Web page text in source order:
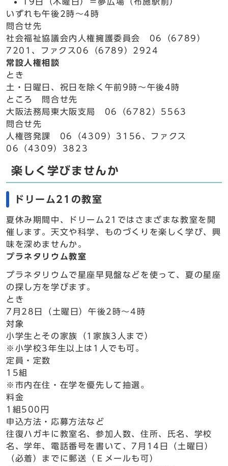
いずれも午後2時～4時
問合せ先
社会福祉協議会内人権擁護委員会 06（6789）
7201、ファクス06（6789）2924
常設人権相談
とき
土・日曜日、祝日を除く午前9時～午後4時
ところ 問合せ先
大阪法務局東大阪支局 06（6782）5563
問合せ先
人権啓発課 06（4309）3156、ファクス
06（4309）3823
楽しく学びませんか
ドリーム21の教室
夏休み期間中、ドリーム21ではさまざまな教室を開
催します。天文や科学、ものづくりを楽しく学び、興
味を深めませんか。
プラネタリウム教室
プラネタリウムで星座早見盤などを使って、夏の星座
の探し方を学びます。
とき
7月28日（土曜日）午後2時～4時
対象
小学生とその家族（1家族3人まで）
※小学校3年生以上は1人でも可。
定員・定数
15組
※市内在住・在学を優先して抽選。
料金
1組500円
申込方法・応募方法など
往復ハガキに教室名、参加人数、住所、氏名、学校
名、学年、電話番号を書いて、7月14日（土曜日）
（必着）までに郵送（Ｅメールも可）